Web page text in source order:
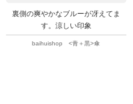
裏側の爽やかなブルーが冴えてま
す。涼しい印象
baihuishop <青＋黒>傘